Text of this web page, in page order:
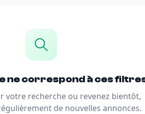
ne correspond à ces
votre recherche ou revenez bientôt,
de nouvelles annonces.